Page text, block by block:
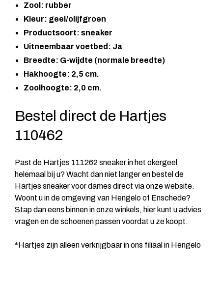
Zool: rubber
Kleur: geel/olijfgroen
Productsoort: sneaker
Uitneembaar voetbed: Ja
Breedte: G-wijdte (normale breedte)
Hakhoogte: 2,5 cm.
Zoolhoogte: 2,0 cm.
Bestel direct de Hartjes
110462
Past de Hartjes 111262 sneaker in het okergeel
helemaal bij u? Wacht dan niet langer en bestel de
Hartjes sneaker voor dames direct via onze website.
Woont u in de omgeving van Hengelo of Enschede?
Stap dan eens binnen in onze winkels, hier kunt u advies
vragen en de schoenen passen voordat u ze koopt.
*Hartjes zijn alleen verkrijgbaar in ons filiaal in Hengelo